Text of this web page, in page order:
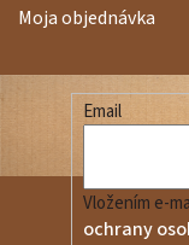
Moja objednávka
Email
Vložením e-
ochrany